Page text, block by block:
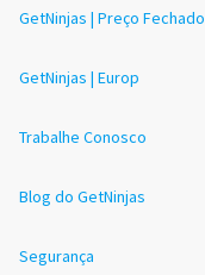
GetNinjas | Preço Fechado
GetNinjas | Europ
Trabalhe Conosco
Blog do GetNinjas
Segurança